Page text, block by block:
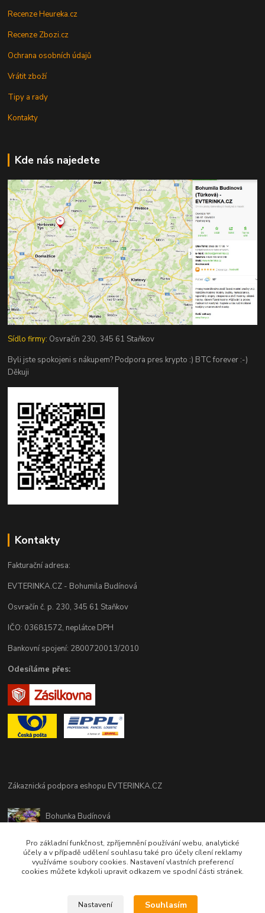
Recenze Heureka.cz
Recenze Zbozi.cz
Ochrana osobních údajů
Vrátit zboží
Tipy a rady
Kontakty
Kde nás najedete
Sídlo firmy: Osvračín 230, 345 61 Staňkov
Byli jste spokojeni s nákupem? Podpora pres krypto :) BTC forever :-)
Děkuji
Kontakty
Fakturační adresa:
EVTERINKA.CZ - Bohumila Budínová
Osvračín č. p. 230, 345 61 Staňkov
IČO: 03681572, neplátce DPH
Bankovní spojení: 2800720013/2010
Odesíláme přes:
Zákaznická podpora eshopu EVTERINKA.CZ
Bohunka Budínová
(Po-Pá - 9:00-17:00hod, So 8:00-12:00hod)
obchod@evterinka.cz
Pro základní funkčnost, zpříjemnění používání webu, analytické
účely a v případě udělení souhlasu také pro účely cílení reklamy
využíváme soubory cookies. Nastavení vlastních preferencí
cookies můžete kdykoli upravit odkazem ve spodní části stránek.
Nastavení Souhlasím